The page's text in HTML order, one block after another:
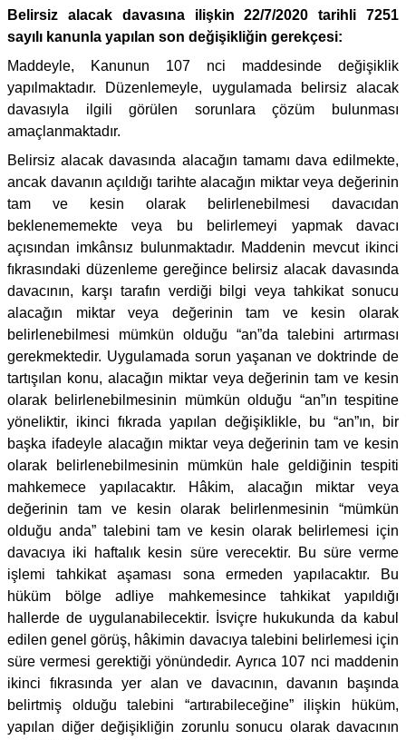
Belirsiz alacak davasına ilişkin 22/7/2020 tarihli 7251
sayılı kanunla yapılan son değişikliğin gerekçesi:
Maddeyle, Kanunun 107 nci maddesinde değişiklik
yapılmaktadır. Düzenlemeyle, uygulamada belirsiz alacak
davasıyla ilgili görülen sorunlara çözüm bulunması
amaçlanmaktadır.
Belirsiz alacak davasında alacağın tamamı dava edilmekte,
ancak davanın açıldığı tarihte alacağın miktar veya değerinin
tam ve kesin olarak belirlenebilmesi davacıdan
beklenememekte veya bu belirlemeyi yapmak davacı
açısından imkânsız bulunmaktadır. Maddenin mevcut ikinci
fıkrasındaki düzenleme gereğince belirsiz alacak davasında
davacının, karşı tarafın verdiği bilgi veya tahkikat sonucu
alacağın miktar veya değerinin tam ve kesin olarak
belirlenebilmesi mümkün olduğu “an”da talebini artırması
gerekmektedir. Uygulamada sorun yaşanan ve doktrinde de
tartışılan konu, alacağın miktar veya değerinin tam ve kesin
olarak belirlenebilmesinin mümkün olduğu “an”ın tespitine
yöneliktir, ikinci fıkrada yapılan değişiklikle, bu “an”ın, bir
başka ifadeyle alacağın miktar veya değerinin tam ve kesin
olarak belirlenebilmesinin mümkün hale geldiğinin tespiti
mahkemece yapılacaktır. Hâkim, alacağın miktar veya
değerinin tam ve kesin olarak belirlenmesinin “mümkün
olduğu anda” talebini tam ve kesin olarak belirlemesi için
davacıya iki haftalık kesin süre verecektir. Bu süre verme
işlemi tahkikat aşaması sona ermeden yapılacaktır. Bu
hüküm bölge adliye mahkemesince tahkikat yapıldığı
hallerde de uygulanabilecektir. İsviçre hukukunda da kabul
edilen genel görüş, hâkimin davacıya talebini belirlemesi için
süre vermesi gerektiği yönündedir. Ayrıca 107 nci maddenin
ikinci fıkrasında yer alan ve davacının, davanın başında
belirtmiş olduğu talebini “artırabileceğine” ilişkin hüküm,
yapılan diğer değişikliğin zorunlu sonucu olarak davacının